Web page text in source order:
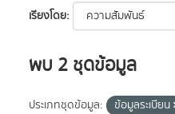
เรียงโดย
พบ 2 ชุดข้อมูล
ประเภทชุดข้อมูล: ข้อมูลระเบียน